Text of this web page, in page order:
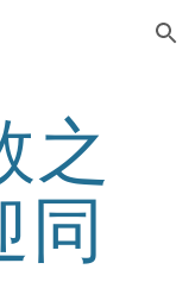
之
同